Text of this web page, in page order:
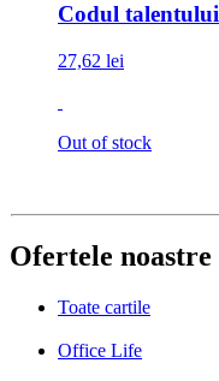
Codul talentului
27,62 lei
Out of stock
Ofertele noastre
Toate cartile
Office Life